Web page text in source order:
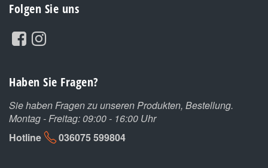
Folgen Sie uns
Haben Sie Fragen?
Sie haben Fragen zu unseren Produkten, Bestellung.
Montag - Freitag: 09:00 - 16:00 Uhr
Hotline
036075 599804